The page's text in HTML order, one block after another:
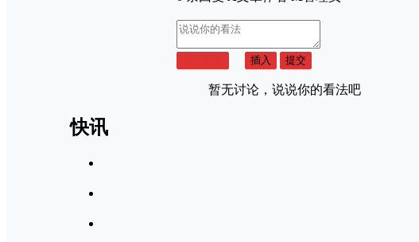
插入 提交
暂无讨论，说说你的看法吧
快讯